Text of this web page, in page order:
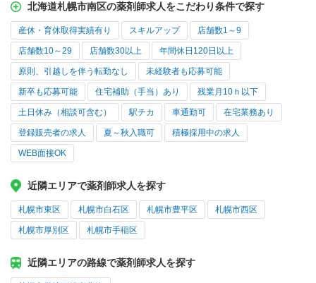
北海道札幌市南区の薬剤師求人をこだわり条件で探す
産休・育休取得実績有り スキルアップ 店舗数1～9
店舗数10～29 店舗数30以上 年間休日120日以上
原則、引越しを伴う転勤なし 未経験者も応募可能
新卒も応募可能 住宅補助（手当）あり 残業月10ｈ以下
土日休み（相談可含む） 駅チカ 車通勤可 在宅業務あり
登録販売者の求人 夏～秋入職可 積極採用中の求人
WEB面接OK
近隣エリアで薬剤師求人を探す
札幌市東区 札幌市白石区 札幌市豊平区 札幌市西区
札幌市厚別区 札幌市手稲区
近隣エリアの路線で薬剤師求人を探す